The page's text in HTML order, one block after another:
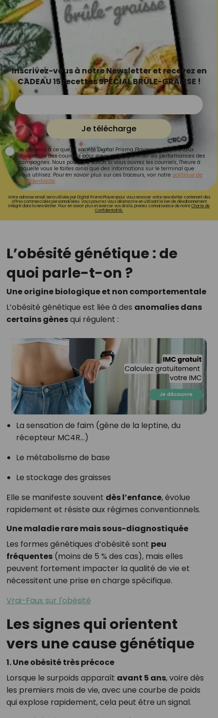
Inscrivez-vous à notre Newsletter et recevez en
CADEAU 15 recettes SPÉCIAL BRÛLE-GRAISSE !
Je télécharge
Je consens à ce que la société Digital Prisma Players analyse le taux
d'ouverture des courriels pour mesurer et optimiser les performances des
campagnes. Nous pourrons savoir si vous ouvrez les courriels, l'heure à
laquelle vous le faites ainsi que des informations sur le terminal que
vous utilisez. Pour en savoir plus sur ces traceurs, voir notre politique de
confidentialité.
Votre adresse email sera utilisée par Digital Prisma Playerspour vous envoyer votre newsletter contenant des
offres commerciales personnalisées. Vous pourrez vous désinscrire en utilisant le lien de désabonnement
intégré dans la newsletter. Pour en savoir plus et exercer vos droits, prenez connaissance de notreCharte de
Confidentialité.
L’obésité génétique : de
quoi parle-t-on ?
Une origine biologique et non comportementale
L’obésité génétique est liée à des anomalies dans
certains gènesqui régulent :
La sensation de faim (gène de la leptine, du
récepteur MC4R…)
Le métabolisme de base
Le stockage des graisses
Elle se manifeste souvent dès l’enfance, évolue
rapidement et résiste aux régimes conventionnels.
Une maladie rare mais sous-diagnostiquée
Les formes génétiques d’obésité sont peu
fréquentes(moins de 5 % des cas), mais elles
peuvent fortement impacter la qualité de vie et
nécessitent une prise en charge spécifique.
Vrai-Faux sur l'obésité
Les signes qui orientent
vers une cause génétique
1. Une obésité très précoce
Lorsque le surpoids apparaît avant 5 ans, voire dès
les premiers mois de vie, avec une courbe de poids
qui explose rapidement, cela peut être un signal.